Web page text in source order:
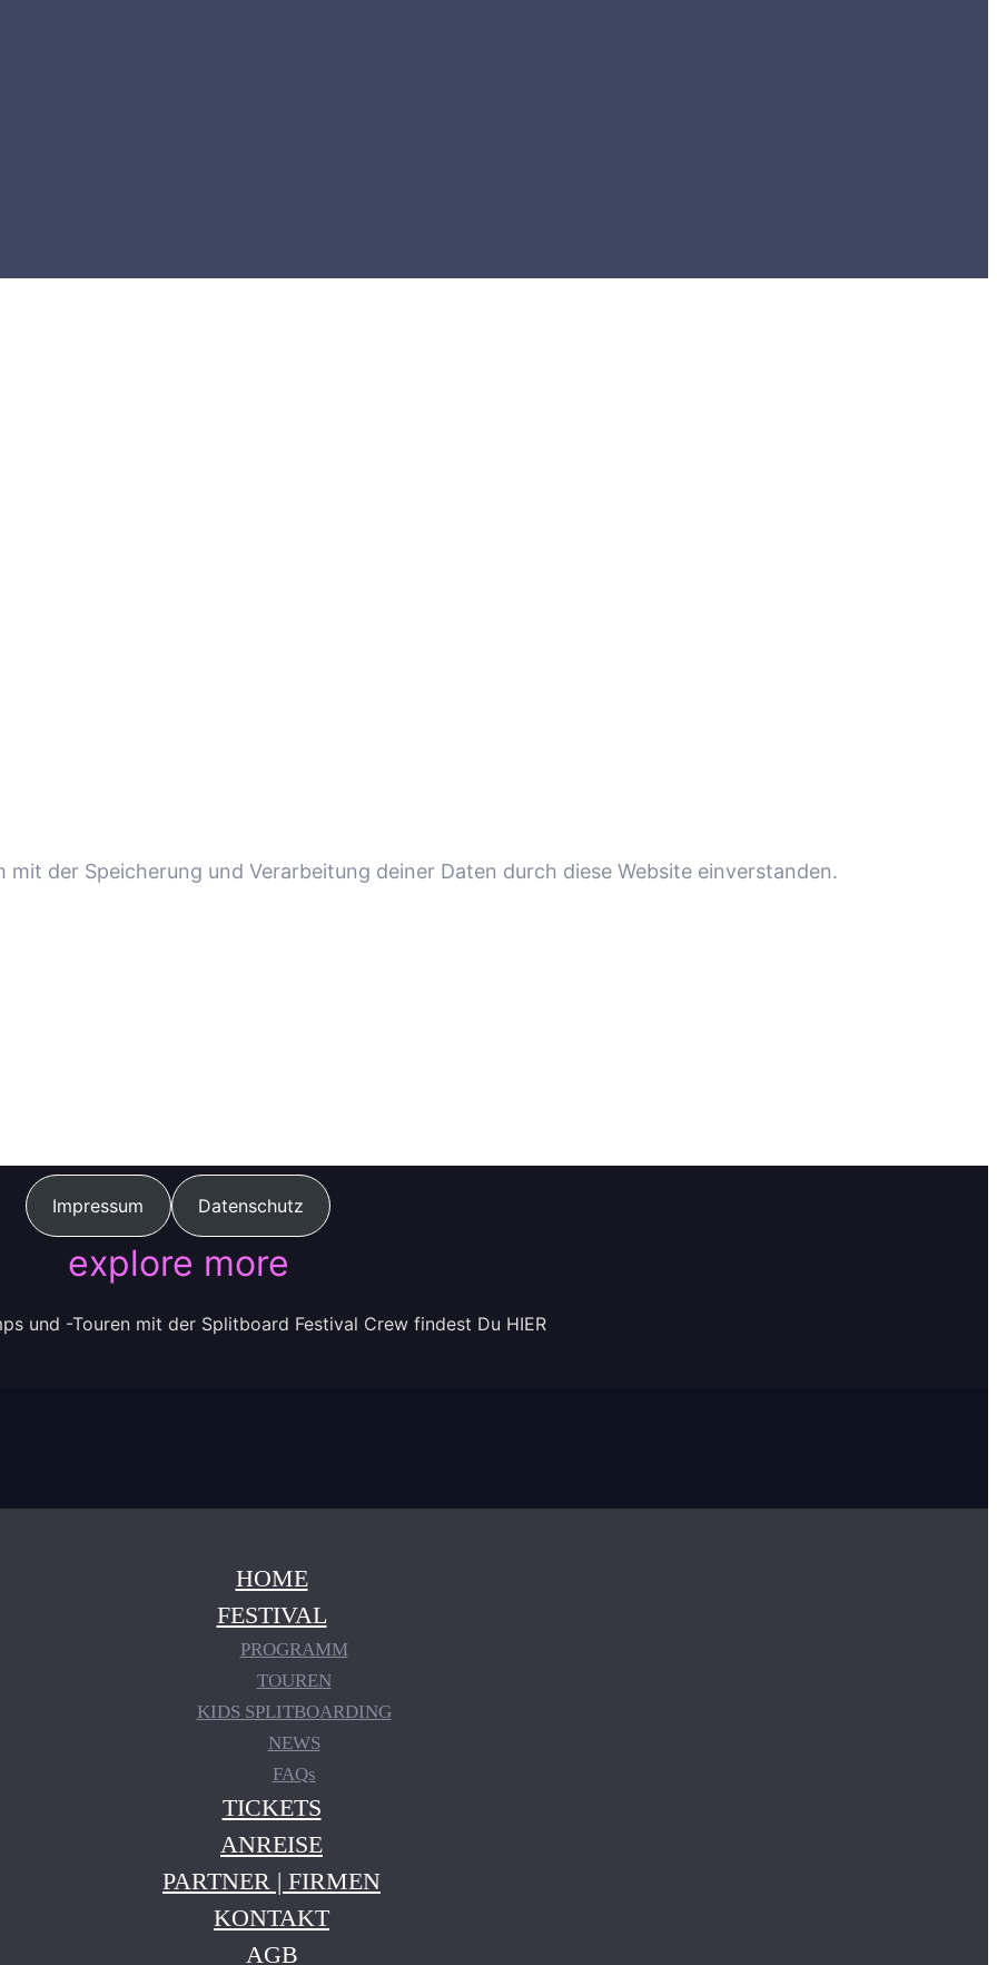
der Speicherung und Verarbeitung deiner Daten durch diese Website einverstanden.
Impressum Datenschutz
explore more
und -Touren mit der Splitboard Festival Crew findest Du HIER
HOME
FESTIVAL
PROGRAMM
TOUREN
KIDS SPLITBOARDING
NEWS
FAQs
TICKETS
ANREISE
PARTNER | FIRMEN
KONTAKT
AGB